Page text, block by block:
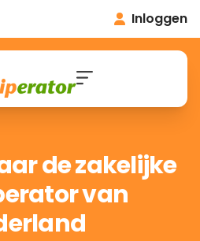
Inloggen
de zakelijke
van